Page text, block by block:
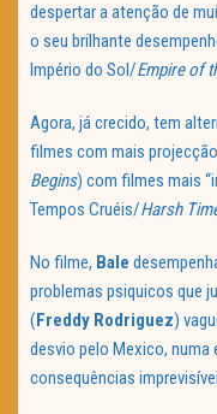
despertar a atenção de
o seu brilhante
Império do Sol/Empire of
Agora, já crecido, tem
filmes com mais
Begins) com filmes mais
Tempos Cruéis/Harsh
No filme, Bale
problemas psiquicos que
(Freddy Rodriguez)
desvio pelo Mexico, numa
consequências